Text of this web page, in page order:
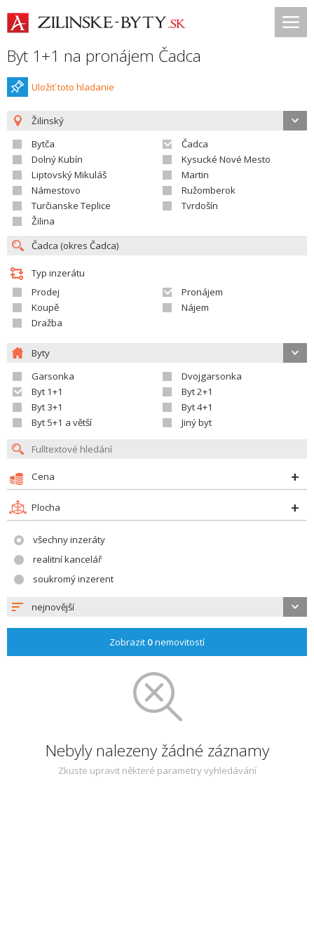
Byt 1+1 na pronájem Čadca
Uložiť toto hladanie
Žilinský
Bytča
Čadca
Dolný Kubín
Kysucké Nové Mesto
Liptovský Mikuláš
Martin
Námestovo
Ružomberok
Turčianske Teplice
Tvrdošín
Žilina
Typ inzerátu
Prodej
Pronájem
Koupě
Nájem
Dražba
Byty
Garsonka
Dvojgarsonka
Byt 1+1
Byt 2+1
Byt 3+1
Byt 4+1
Byt 5+1 a větší
Jiný byt
Cena
Plocha
všechny inzeráty
realitní kancelář
soukromý inzerent
nejnovější
Zobrazit 0nemovitostí
Nebyly nalezeny žádné záznamy
Zkuste upravit některé parametry vyhledávání